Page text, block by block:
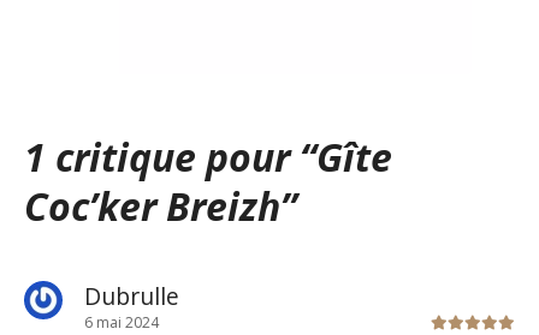
1 critique pour “Gîte
Coc’ker Breizh”
Dubrulle
6 mai 2024